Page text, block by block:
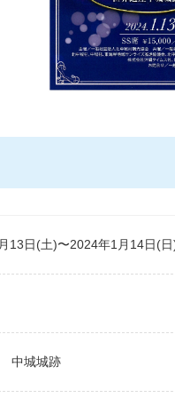
13日(土)〜2024年1月14日(
中城城跡